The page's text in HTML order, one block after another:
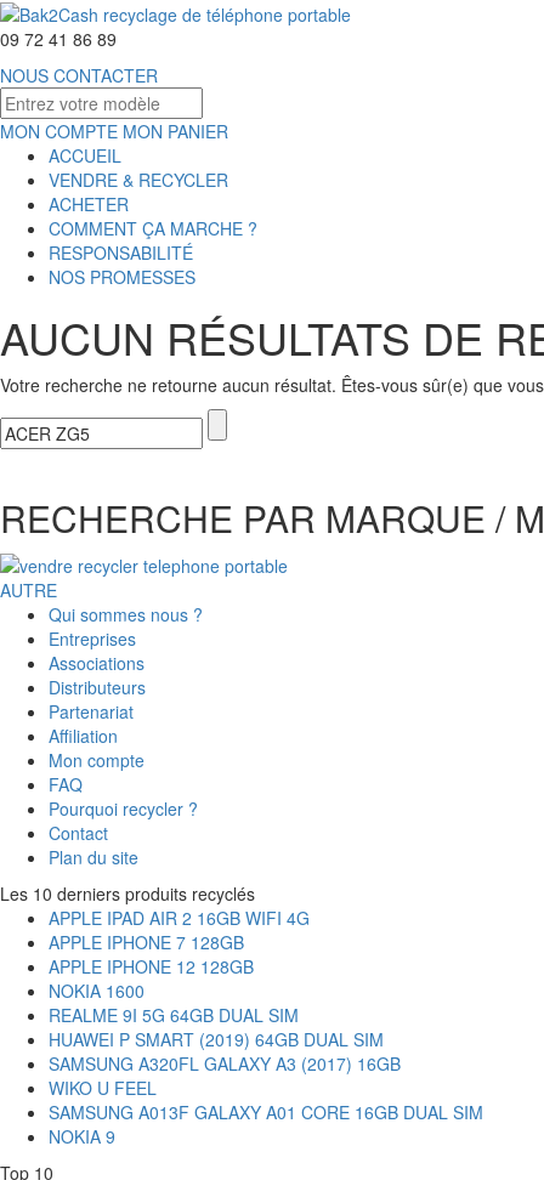
09 72 41 86 89
NOUS CONTACTER
MON COMPTE MON PANIER
ACCUEIL
VENDRE & RECYCLER
ACHETER
COMMENT ÇA MARCHE ?
RESPONSABILITÉ
NOS PROMESSES
AUCUN RÉSULTATS DE
Votre recherche ne retourne aucun résultat. Êtes-vous sûr(e) que
RECHERCHE PAR MARQUE /
AUTRE
Qui sommes nous ?
Entreprises
Associations
Distributeurs
Partenariat
Affiliation
Mon compte
FAQ
Pourquoi recycler ?
Contact
Plan du site
Les 10 derniers produits recyclés
APPLE IPAD AIR 2 16GB WIFI 4G
APPLE IPHONE 7 128GB
APPLE IPHONE 12 128GB
NOKIA 1600
REALME 9I 5G 64GB DUAL SIM
HUAWEI P SMART (2019) 64GB DUAL SIM
SAMSUNG A320FL GALAXY A3 (2017) 16GB
WIKO U FEEL
SAMSUNG A013F GALAXY A01 CORE 16GB DUAL SIM
NOKIA 9
Top 10